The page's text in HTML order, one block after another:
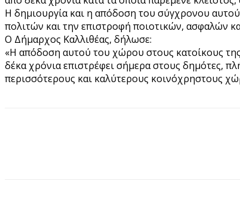
Η δημιουργία και η απόδοση του σύγχρονου
πολιτών και την επιστροφή ποιοτικών, ασφαλών
Ο Δήμαρχος Καλλιθέας, δήλωσε:
«Η απόδοση αυτού του χώρου στους κατοίκους της
δέκα χρόνια επιστρέφει σήμερα στους δημότες,
περισσότερους και καλύτερους κοινόχρηστους